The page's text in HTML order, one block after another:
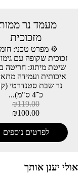
מעמד נר
מזכוכית
⚙️ מפרט טכני:
זכוכית שקופה עם
שיטת מיתוג: חריטה
איכותית ועמידה
נר שבת סטנדרטי
כ־4 ס"מ)...
₪119.00
₪100.00
לפרטים נוספים
אולי יענן אותך